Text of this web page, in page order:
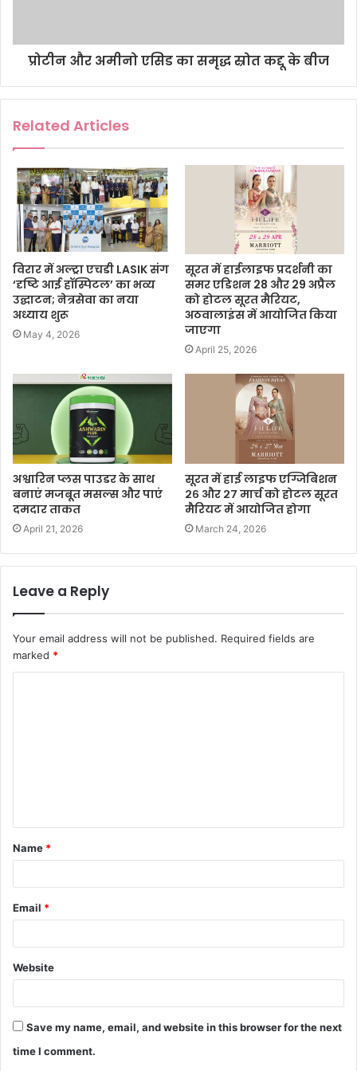
प्रोटीन और अमीनो एसिड का समृद्ध स्रोत कद्दू के बीज
Related Articles
विरार में अल्ट्रा एचडी LASIK संग
‘दृष्टि आई हॉस्पिटल’ का भव्य
उद्घाटन; नेत्रसेवा का नया
अध्याय शुरू
May 4, 2026
सूरत में हाईलाइफ प्रदर्शनी का
समर एडिशन 28 और 29 अप्रैल
को होटल सूरत मैरियट,
अठवालाइंस में आयोजित किया
जाएगा
April 25, 2026
अश्वारिन प्लस पाउडर के साथ
बनाएं मजबूत मसल्स और पाएं
दमदार ताकत
April 21, 2026
सूरत में हाई लाइफ एग्जिबिशन
२६ और २७ मार्च को होटल सूरत
मैरियट में आयोजित होगा
March 24, 2026
Leave a Reply
Your email address will not be published. Required fields are
marked *
Name *
Email *
Website
Save my name, email, and website in this browser for the next
time I comment.